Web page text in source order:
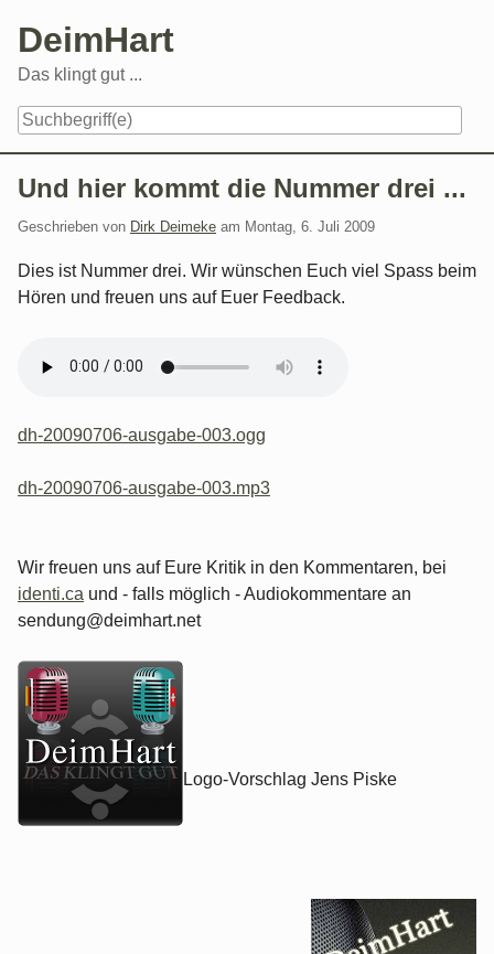
content
DeimHart
Das klingt gut ...
Und hier kommt die Nummer drei ...
Geschrieben von Dirk Deimeke am Montag, 6. Juli 2009
Dies ist Nummer drei. Wir wünschen Euch viel Spass beim
Hören und freuen uns auf Euer Feedback.
dh-20090706-ausgabe-003.ogg
dh-20090706-ausgabe-003.mp3
Wir freuen uns auf Eure Kritik in den Kommentaren, bei
identi.ca und - falls möglich - Audiokommentare an
sendung@deimhart.net
Logo-Vorschlag Jens Piske